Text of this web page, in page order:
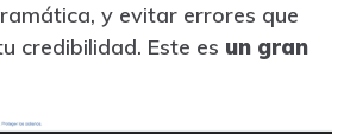
y evitar errores que
credibilidad. Este es un gran